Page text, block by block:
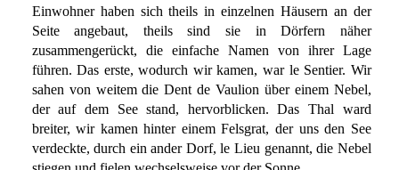
Einwohner haben sich theils in einzelnen Häusern an der
Seite angebaut, theils sind sie in Dörfern näher
zusammengerückt, die einfache Namen von ihrer Lage
führen. Das erste, wodurch wir kamen, war le Sentier. Wir
sahen von weitem die Dent de Vaulion über einem Nebel,
der auf dem See stand, hervorblicken. Das Thal ward
breiter, wir kamen hinter einem Felsgrat, der uns den See
verdeckte, durch ein ander Dorf, le Lieu genannt, die Nebel